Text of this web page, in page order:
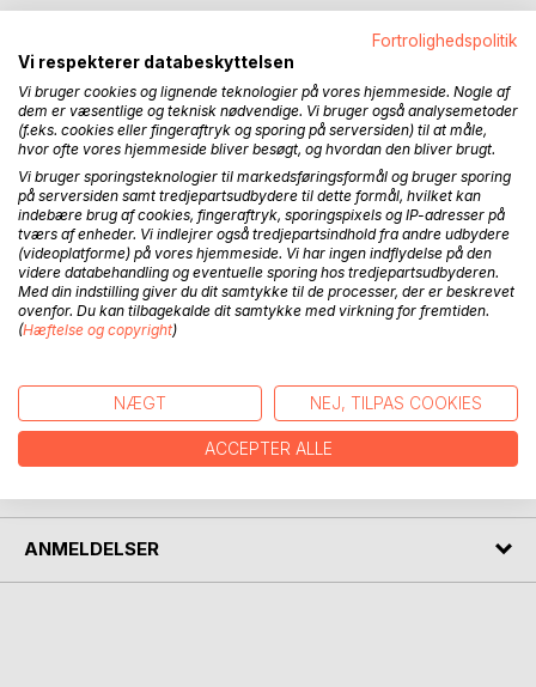
BESKRIVELSE
Through 20 drawings the artist shows us different aspects
and stages of married life.
Gennem 20 tegninger viser kunstneren os forskellige
aspekter og stadier af parforholdet.
A través de 20 dibujos la artista nos muestra distintos
FORFATTER
ANMELDELSER
Fortrolighedspolitik
Vi respekterer databeskyttelsen
Vi bruger cookies og lignende teknologier på vores hjemmeside. Nogle af
dem er væsentlige og teknisk nødvendige. Vi bruger også analysemetoder
(f.eks. cookies eller fingeraftryk og sporing på serversiden) til at måle,
hvor ofte vores hjemmeside bliver besøgt, og hvordan den bliver brugt.
Vi bruger sporingsteknologier til markedsføringsformål og bruger sporing
på serversiden samt tredjepartsudbydere til dette formål, hvilket kan
indebære brug af cookies, fingeraftryk, sporingspixels og IP-adresser på
tværs af enheder. Vi indlejrer også tredjepartsindhold fra andre udbydere
(videoplatforme) på vores hjemmeside. Vi har ingen indflydelse på den
videre databehandling og eventuelle sporing hos tredjepartsudbyderen.
Med din indstilling giver du dit samtykke til de processer, der er beskrevet
ovenfor. Du kan tilbagekalde dit samtykke med virkning for fremtiden.
(Hæftelse og copyright)
NÆGT NEJ, TILPAS COOKIES
ACCEPTER ALLE